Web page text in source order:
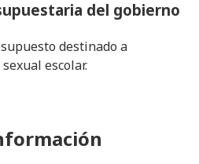
del gobierno
destinado a
escolar.